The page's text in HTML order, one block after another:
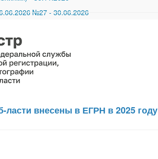
№27 - 30.06.2026
ласти внесены в ЕГРН в 2025 году